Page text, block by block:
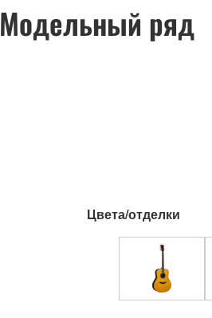
Модельный ряд
Цвета/отделки